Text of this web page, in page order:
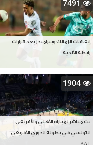
7491
إيقافات الزمالك وبيراميدز بعد قرارات
رابطة الأندية
1904
بث مباشر لمباراة الأهلي والأفريقي
التونسي في بطولة الدوري الأفريقي